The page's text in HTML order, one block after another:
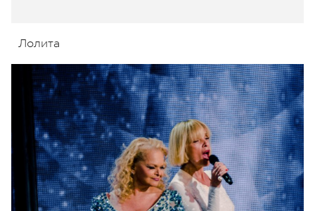
Лолита